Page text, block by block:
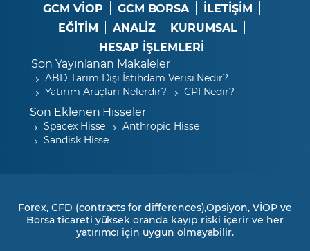
GCM VİOP
GCM BORSA
İLETİŞİM
EĞİTİM
ANALİZ
KURUMSAL
HESAP İŞLEMLERİ
Son Yayınlanan Makaleler
ABD Tarım Dışı İstihdam Verisi Nedir?
Yatırım Araçları Nelerdir?
CPI Nedir?
Son Eklenen Hisseler
Spacex Hisse
Anthropic Hisse
Sandisk Hisse
Forex, CFD (contracts for differences),Opsiyon, VİOP ve
Borsa ticareti yüksek oranda kayıp riski içerir ve her
yatırımcı için uygun olmayabilir.